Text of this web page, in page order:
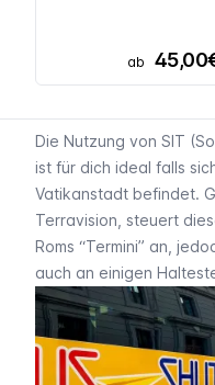
ab
Die Nutzung von SIT (
ist für dich ideal falls
Vatikanstadt befindet.
Terravision , steuert
Roms “Termini” an,
auch an einigen